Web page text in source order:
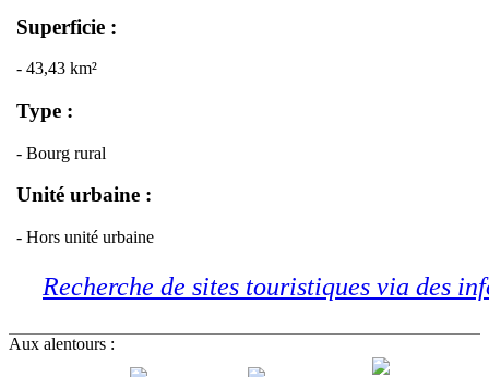
Superficie :
- 43,43 km²
Type :
- Bourg rural
Unité urbaine :
- Hors unité urbaine
Recherche de sites touristiques via des
Aux alentours :